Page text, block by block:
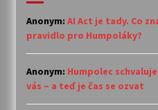
Anonym: AI Act je tady. Co
pravidlo pro Humpoláky?
Anonym: Humpolec
vás – a teď je čas se ozvat